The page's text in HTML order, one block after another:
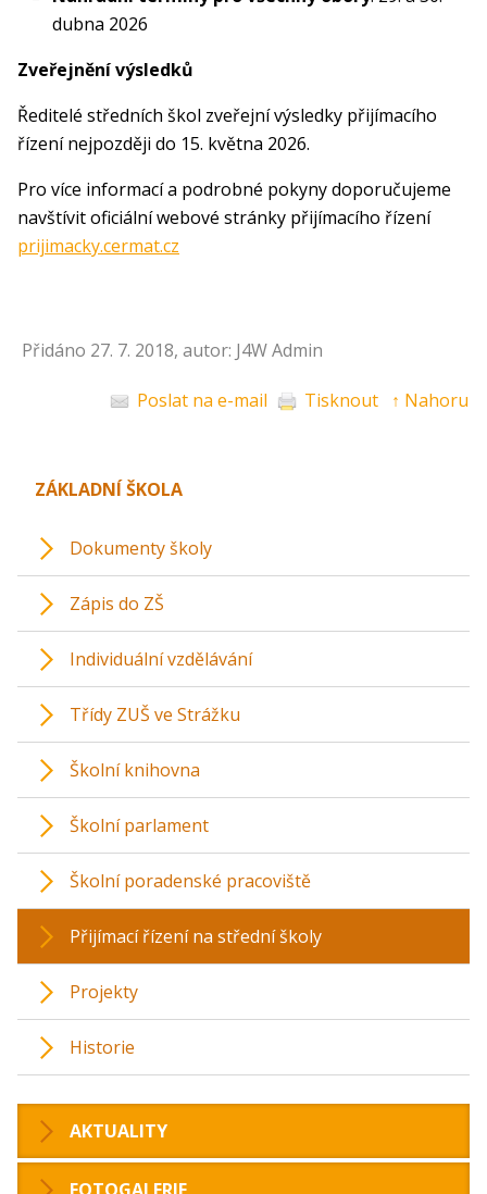
dubna 2026
Zveřejnění výsledků
Ředitelé středních škol zveřejní výsledky přijímacího
řízení nejpozději do 15. května 2026.
Pro více informací a podrobné pokyny doporučujeme
navštívit oficiální webové stránky přijímacího řízení
prijimacky.cermat.cz
Přidáno 27. 7. 2018, autor: J4W Admin
Poslat na e-mail Tisknout ↑ Nahoru
ZÁKLADNÍ ŠKOLA
Dokumenty školy
Zápis do ZŠ
Individuální vzdělávání
Třídy ZUŠ ve Strážku
Školní knihovna
Školní parlament
Školní poradenské pracoviště
Přijímací řízení na střední školy
Projekty
Historie
AKTUALITY